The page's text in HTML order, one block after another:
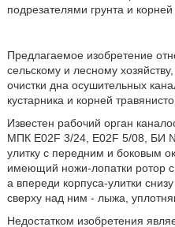
подрезателями грунта и
Предлагаемое изобретение
сельскому и лесному
очистки дна осушительных
кустарника и корней
Известен рабочий орган
МПК E02F 3/24, E02F 5/08, БИ
улитку с передним и боковым
имеющий ножи-лопатки ротор
а впереди корпуса-улитки
сверху над ним - лыжа,
Недостатком изобретения